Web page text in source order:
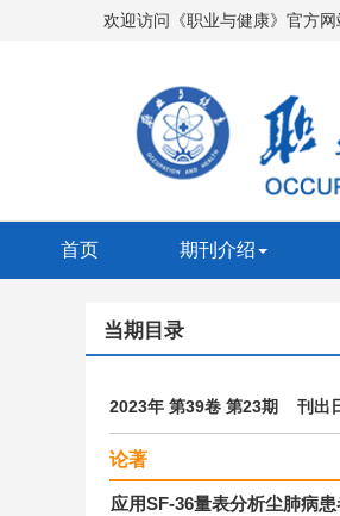
欢迎访问《职业与健康》官方网
首页 期刊介绍
当期目录
2023年 第39卷 第23期 刊出
论著
应用SF-36量表分析尘肺病